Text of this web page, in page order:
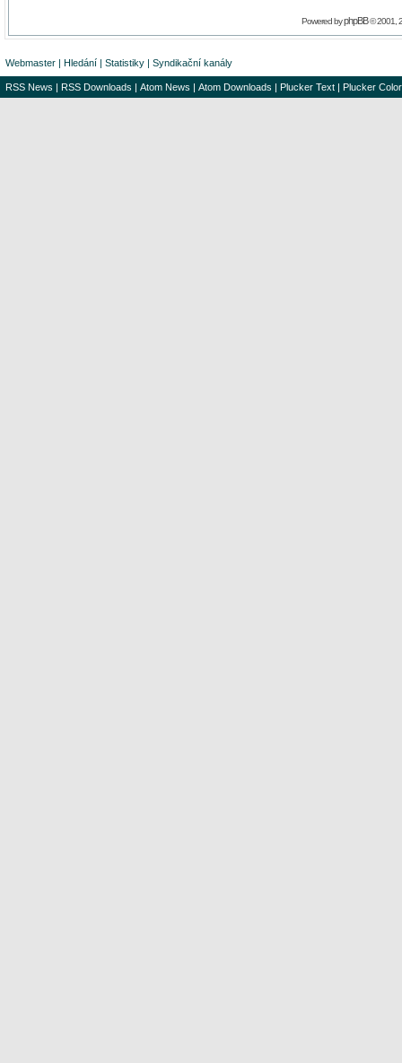
Powered byphpBB© 2001,
Webmaster | Hledání | Statistiky | Syndikační kanály
RSS News | RSS Downloads | Atom News | Atom Downloads | Plucker Text | Plucker Color